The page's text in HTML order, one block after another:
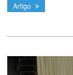
Artigo